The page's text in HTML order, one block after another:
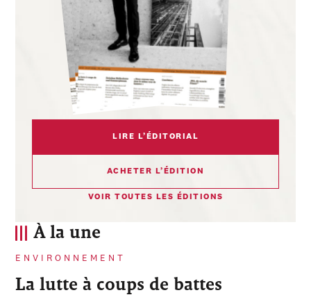
À la une
ENVIRONNEMENT
La lutte à coups de battes
LIRE L’ÉDITORIAL
ACHETER L’ÉDITION
VOIR TOUTES LES ÉDITIONS